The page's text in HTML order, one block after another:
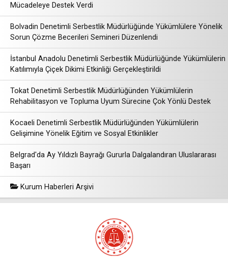
Mücadeleye Destek Verdi
Bolvadin Denetimli Serbestlik Müdürlüğünde Yükümlülere Yönelik
Sorun Çözme Becerileri Semineri Düzenlendi
İstanbul Anadolu Denetimli Serbestlik Müdürlüğünde Yükümlülerin
Katılımıyla Çiçek Dikimi Etkinliği Gerçekleştirildi
Tokat Denetimli Serbestlik Müdürlüğünden Yükümlülerin
Rehabilitasyon ve Topluma Uyum Sürecine Çok Yönlü Destek
Kocaeli Denetimli Serbestlik Müdürlüğünden Yükümlülerin
Gelişimine Yönelik Eğitim ve Sosyal Etkinlikler
Belgrad'da Ay Yıldızlı Bayrağı Gururla Dalgalandıran Uluslararası
Başarı
Kurum Haberleri Arşivi